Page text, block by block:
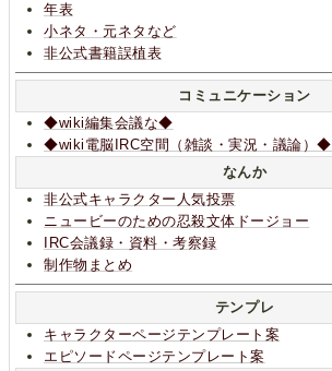
年表
小ネタ・元ネタなど
非公式書籍誤植表
コミュニケーション
◆wiki編集会議な◆
◆wiki電脳IRC空間（雑談・実況・議論）◆
なんか
非公式キャラクター人気投票
ニュービーのための忍殺文体ドージョー
IRC会議録・資料・考察録
制作物まとめ
テンプレ
キャラクターページテンプレート案
エピソードページテンプレート案